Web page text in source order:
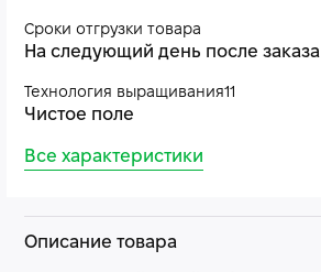
Сроки отгрузки товара
На следующий день после заказа
Технология выращивания11
Чистое поле
Все характеристики
Описание товара